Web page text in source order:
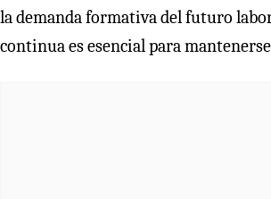
la demanda formativa del futuro
continua es esencial para